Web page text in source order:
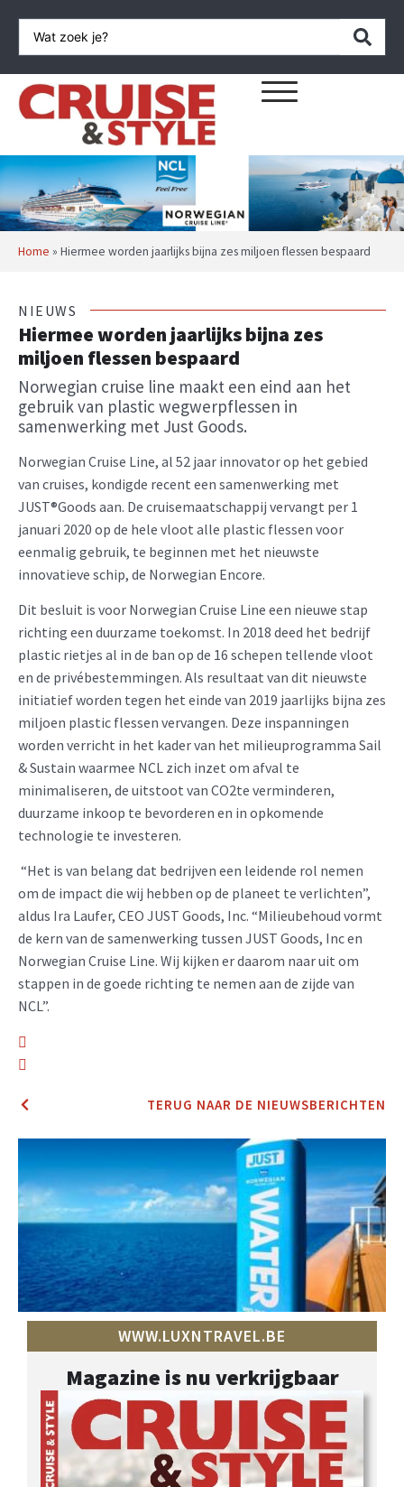
Home » Hiermee worden jaarlijks bijna zes miljoen flessen bespaard
NIEUWS
Hiermee worden jaarlijks bijna zes
miljoen flessen bespaard
Norwegian cruise line maakt een eind aan het
gebruik van plastic wegwerpflessen in
samenwerking met Just Goods.
Norwegian Cruise Line, al 52 jaar innovator op het gebied
van cruises, kondigde recent een samenwerking met
JUST®Goods aan. De cruisemaatschappij vervangt per 1
januari 2020 op de hele vloot alle plastic flessen voor
eenmalig gebruik, te beginnen met het nieuwste
innovatieve schip, de Norwegian Encore.
Dit besluit is voor Norwegian Cruise Line een nieuwe stap
richting een duurzame toekomst. In 2018 deed het bedrijf
plastic rietjes al in de ban op de 16 schepen tellende vloot
en de privébestemmingen. Als resultaat van dit nieuwste
initiatief worden tegen het einde van 2019 jaarlijks bijna zes
miljoen plastic flessen vervangen. Deze inspanningen
worden verricht in het kader van het milieuprogramma Sail
& Sustain waarmee NCL zich inzet om afval te
minimaliseren, de uitstoot van CO2te verminderen,
duurzame inkoop te bevorderen en in opkomende
technologie te investeren.
“Het is van belang dat bedrijven een leidende rol nemen
om de impact die wij hebben op de planeet te verlichten”,
aldus Ira Laufer, CEO JUST Goods, Inc. “Milieubehoud vormt
de kern van de samenwerking tussen JUST Goods, Inc en
Norwegian Cruise Line. Wij kijken er daarom naar uit om
stappen in de goede richting te nemen aan de zijde van
NCL”.
TERUG NAAR DE NIEUWSBERICHTEN
WWW.LUXNTRAVEL.BE
Magazine is nu verkrijgbaar